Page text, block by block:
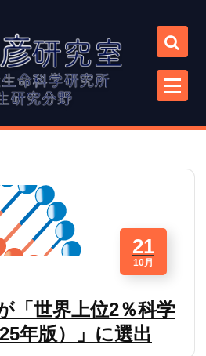
21
10月
「世界上位2％科学
年版）」に選出